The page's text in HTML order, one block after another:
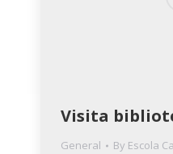
Visita
General By Escola